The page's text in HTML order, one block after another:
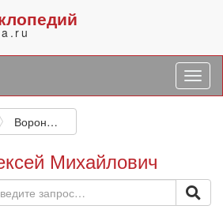
Воронцов Алексей Михайлович
Михайлович